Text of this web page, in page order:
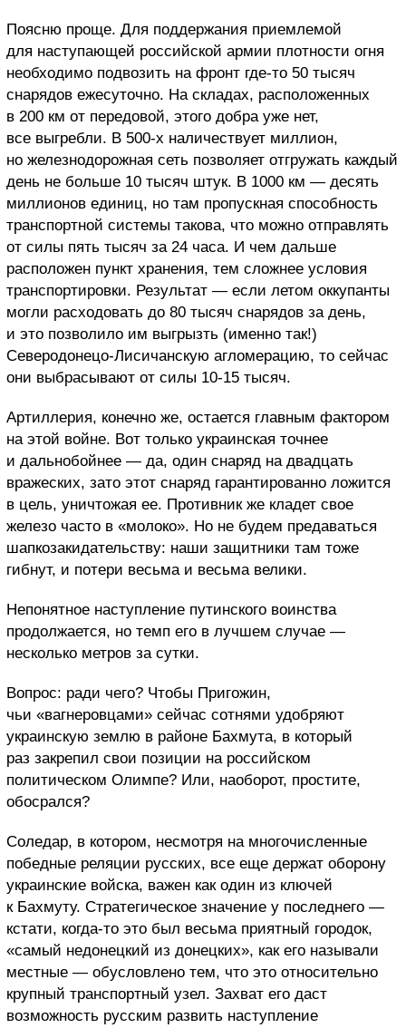
Поясню проще. Для поддержания приемлемой
для наступающей российской армии плотности огня
необходимо подвозить на фронт где-то 50 тысяч
снарядов ежесуточно. На складах, расположенных
в 200 км от передовой, этого добра уже нет,
все выгребли. В 500-х наличествует миллион,
но железнодорожная сеть позволяет отгружать каждый
день не больше 10 тысяч штук. В 1000 км — десять
миллионов единиц, но там пропускная способность
транспортной системы такова, что можно отправлять
от силы пять тысяч за 24 часа. И чем дальше
расположен пункт хранения, тем сложнее условия
транспортировки. Результат — если летом оккупанты
могли расходовать до 80 тысяч снарядов за день,
и это позволило им выгрызть (именно так!)
Северодонецо-Лисичанскую агломерацию, то сейчас
они выбрасывают от силы 10-15 тысяч.
Артиллерия, конечно же, остается главным фактором
на этой войне. Вот только украинская точнее
и дальнобойнее — да, один снаряд на двадцать
вражеских, зато этот снаряд гарантированно ложится
в цель, уничтожая ее. Противник же кладет свое
железо часто в «молоко». Но не будем предаваться
шапкозакидательству: наши защитники там тоже
гибнут, и потери весьма и весьма велики.
Непонятное наступление путинского воинства
продолжается, но темп его в лучшем случае —
несколько метров за сутки.
Вопрос: ради чего? Чтобы Пригожин,
чьи «вагнеровцами» сейчас сотнями удобряют
украинскую землю в районе Бахмута, в который
раз закрепил свои позиции на российском
политическом Олимпе? Или, наоборот, простите,
обосрался?
Соледар, в котором, несмотря на многочисленные
победные реляции русских, все еще держат оборону
украинские войска, важен как один из ключей
к Бахмуту. Стратегическое значение у последнего —
кстати, когда-то это был весьма приятный городок,
«самый недонецкий из донецких», как его называли
местные — обусловлено тем, что это относительно
крупный транспортный узел. Захват его даст
возможность русским развить наступление